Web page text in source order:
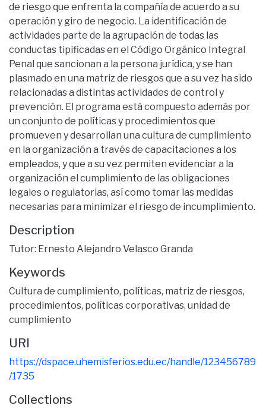
de riesgo que enfrenta la compañía de acuerdo a su
operación y giro de negocio. La identificación de
actividades parte de la agrupación de todas las
conductas tipificadas en el Código Orgánico Integral
Penal que sancionan a la persona jurídica, y se han
plasmado en una matriz de riesgos que a su vez ha sido
relacionadas a distintas actividades de control y
prevención. El programa está compuesto además por
un conjunto de políticas y procedimientos que
promueven y desarrollan una cultura de cumplimiento
en la organización a través de capacitaciones a los
empleados, y que a su vez permiten evidenciar a la
organización el cumplimiento de las obligaciones
legales o regulatorias, así como tomar las medidas
necesarias para minimizar el riesgo de incumplimiento.
Description
Tutor: Ernesto Alejandro Velasco Granda
Keywords
Cultura de cumplimiento, políticas, matriz de riesgos,
procedimientos, políticas corporativas, unidad de
cumplimiento
URI
https://dspace.uhemisferios.edu.ec/handle/123456789
/1735
Collections